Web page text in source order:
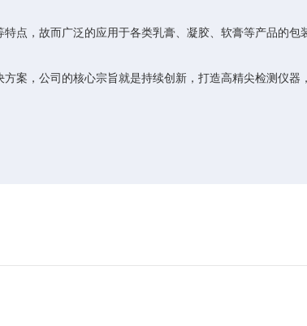
点，故而广泛的应用于各类乳膏、凝胶、软膏等产品的
案，公司的核心宗旨就是持续创新，打造高精尖检测仪